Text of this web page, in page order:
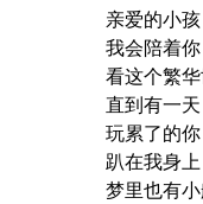
亲爱的小孩
我会陪着你
看这个繁华
直到有一天
玩累了的你
趴在我身上
梦里也有小